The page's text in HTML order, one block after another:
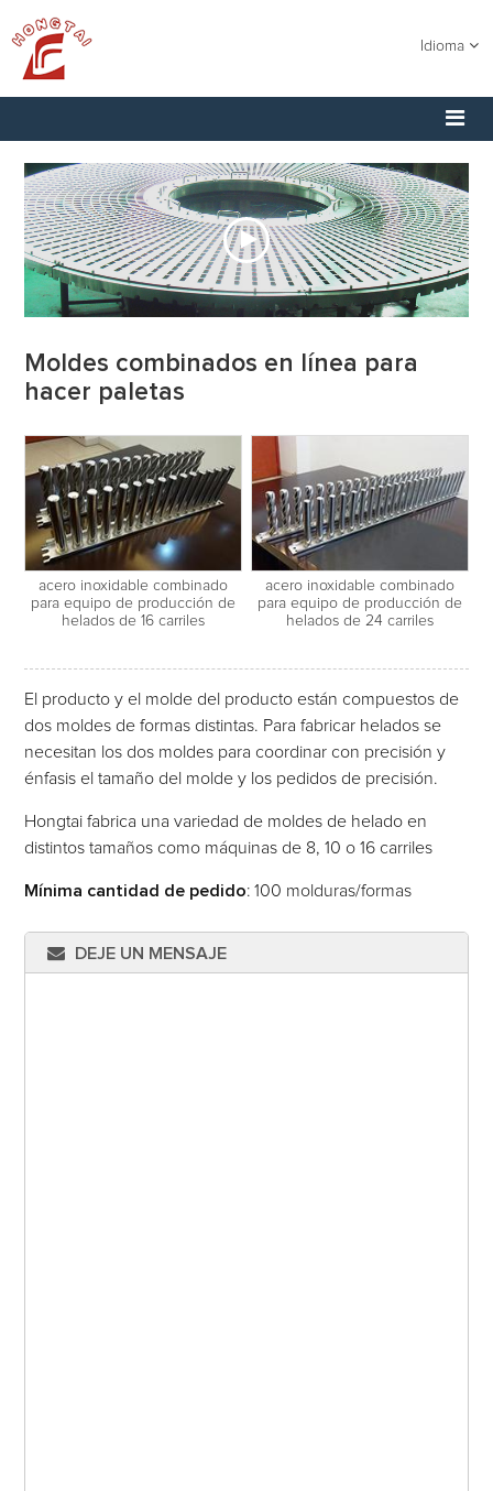
Idioma
Moldes combinados en línea para
hacer paletas
acero inoxidable combinado
para equipo de producción de
helados de 16 carriles
acero inoxidable combinado
para equipo de producción de
helados de 24 carriles
El producto y el molde del producto están compuestos de
dos moldes de formas distintas. Para fabricar helados se
necesitan los dos moldes para coordinar con precisión y
énfasis el tamaño del molde y los pedidos de precisión.
Hongtai fabrica una variedad de moldes de helado en
distintos tamaños como máquinas de 8, 10 o 16 carriles
Mínima cantidad de pedido: 100 molduras/formas
DEJE UN MENSAJE